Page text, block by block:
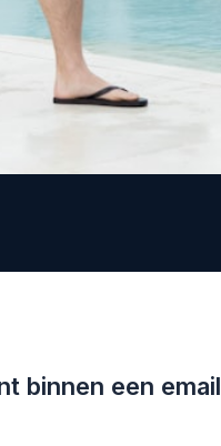
binnen een email